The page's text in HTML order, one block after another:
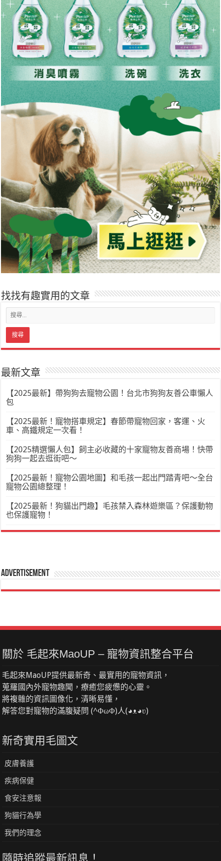
找找有趣實用的文章
最新文章
【2025最新】帶狗狗去寵物公園！台北市狗狗友善公車懶人
包
【2025最新！寵物搭車規定】春節帶寵物回家，客運、火
車、高鐵規定一次看！
【2025精選懶人包】飼主必收藏的十家寵物友善商場！快帶
狗狗一起去逛街吧～
【2025最新！寵物公園地圖】和毛孩一起出門踏青吧～全台
寵物公園總整理！
【2025最新！狗貓出門趣】毛孩禁入森林遊樂區？保護動物
也保護寵物！
Advertisement
關於 毛起來MaoUP – 寵物資訊整合平台
毛起來MaoUP提供最新奇、最實用的寵物資訊，
蒐羅國內外寵物趣聞，療癒您疲憊的心靈。
將複雜的資訊圖像化，清晰易懂，
解答您對寵物的滿腹疑問 (^ΦωΦ)人(◕ᴥ◕ʋ)
新奇實用毛圖文
皮膚養護
疾病保健
食安注意報
狗貓行為學
我們的理念
隨時追蹤最新訊息！